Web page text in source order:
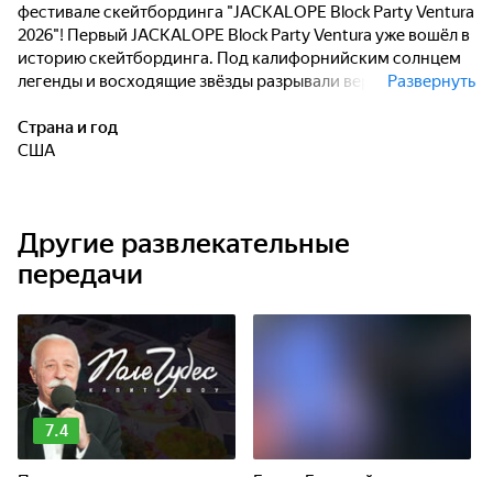
фестивале скейтбординга "JACKALOPE Block Party Ventura
2026"! Первый JACKALOPE Block Party Ventura уже вошёл в
историю скейтбординга. Под калифорнийским солнцем
легенды и восходящие звёзды разрывали вертикальную
края. Три дня скейтбординга, местной культуры и чистой
энергии доказали: Калифорния остаётся мировым
Развернуть
Страна и год
США
Другие развлекательные
передачи
7.4